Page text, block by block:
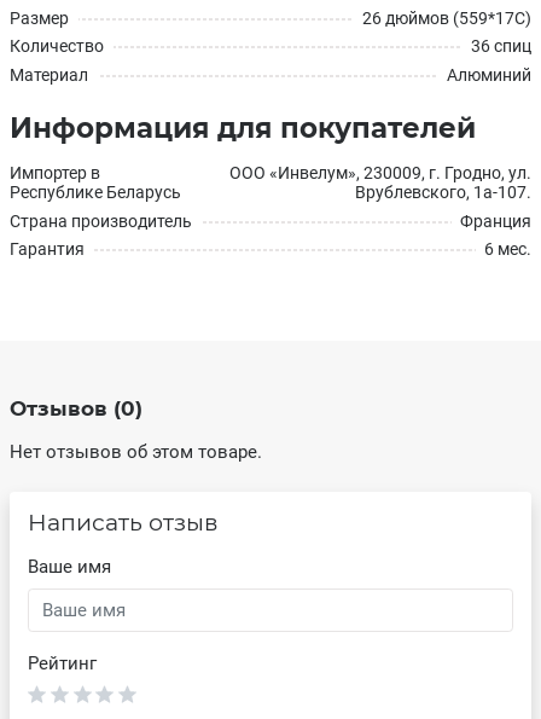
Размер
26 дюймов (559*17С)
Количество
36 спиц
Материал
Алюминий
Информация для покупателей
Импортер в
Республике Беларусь
ООО «Инвелум», 230009, г. Гродно, ул.
Врублевского, 1а-107.
Страна производитель
Франция
Гарантия
6 мес.
Отзывов (0)
Нет отзывов об этом товаре.
Написать отзыв
Ваше имя
Рейтинг